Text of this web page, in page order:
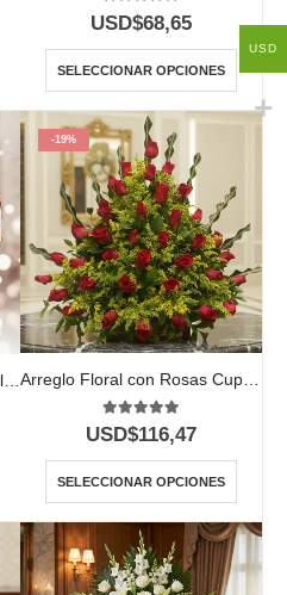
5.00 out of 5
USD$68,65
SELECCIONAR OPCIONES
Globo Metalizado Feliz Cumpleaños
-19%
Arreglo Floral con Rosas Cupido
5.00out of 5
USD$116,47
SELECCIONAR OPCIONES
USD